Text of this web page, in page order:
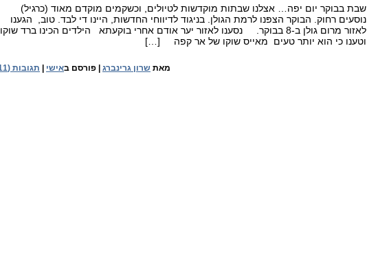
שבת בבוקר יום יפה… אצלנו שבתות מוקדשות לטיולים, וכשקמים מוקדם מאוד (כרגיל)
נוסעים רחוק. הבוקר הצפּנו לרמת הגולן. בניגוד לדיווחי החדשות, היינו די לבד. טוב, הגענו
לאזור מרום גולן ב-8 בבוקר. נסענו לאזור יער אודם אחרי בוקעתא הילדים הכינו ברד שוקו
וטענו כי הוא יותר טעים מאייס שוקו של אר קפה […]
מאת שרון גרינברג פורסם באישי תגובות (11)